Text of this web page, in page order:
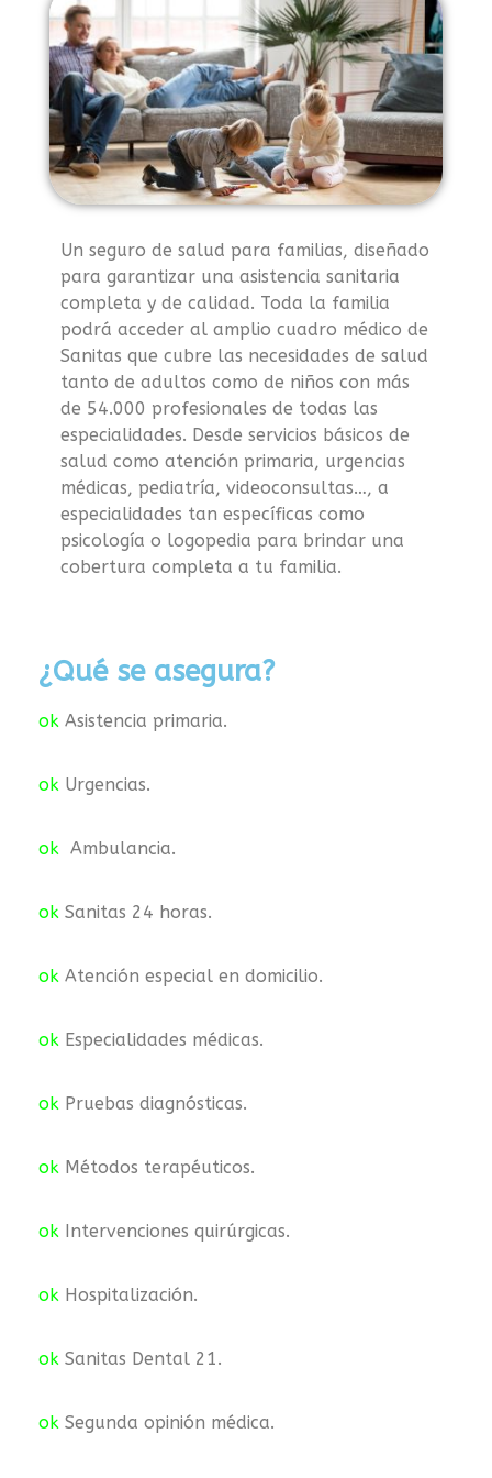
Un seguro de salud para familias, diseñado
para garantizar una asistencia sanitaria
completa y de calidad. Toda la familia
podrá acceder al amplio cuadro médico de
Sanitas que cubre las necesidades de salud
tanto de adultos como de niños con más
de 54.000 profesionales de todas las
especialidades. Desde servicios básicos de
salud como atención primaria, urgencias
médicas, pediatría, videoconsultas…, a
especialidades tan específicas como
psicología o logopedia para brindar una
cobertura completa a tu familia.
¿Qué se asegura?
ok Asistencia primaria.
ok Urgencias.
ok Ambulancia.
ok Sanitas 24 horas.
ok Atención especial en domicilio.
ok Especialidades médicas.
ok Pruebas diagnósticas.
ok Métodos terapéuticos.
ok Intervenciones quirúrgicas.
ok Hospitalización.
ok Sanitas Dental 21.
ok Segunda opinión médica.